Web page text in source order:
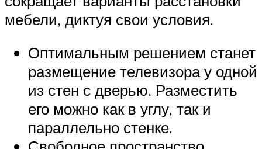
мебели, диктуя свои условия.
Оптимальным решением станет
размещение телевизора у одной
из стен с дверью. Разместить
его можно как в углу, так и
параллельно стенке.